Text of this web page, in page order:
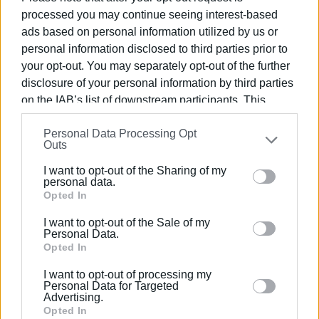
processed you may continue seeing interest-based
ads based on personal information utilized by us or
personal information disclosed to third parties prior to
your opt-out. You may separately opt-out of the further
disclosure of your personal information by third parties
on the IAB’s list of downstream participants. This
information may also be disclosed by us to third parties
on theIAB’s List of Downstream Participants
that may
further disclose it to other third parties.
Please note that this website/app uses one or more
Google services and may gather and store information
behaviour. You may click to grant or deny consent to
Google and its third-party tags to use your data for
section.
Personal Data Processing Opt
Outs
I want to opt-out of the Sharing of my
personal data.
Opted In
I want to opt-out of the Sale of my
Personal Data.
Opted In
I want to opt-out of processing my
Personal Data for Targeted
Advertising.
Opted In
ΓΙΑΝΝΗΣ Μ. ΚΟΝΤΟΣ
Εμφανίσεις: 6805
ΕΛΕΝΗ ΚΟΡΩΝΑΚΗ
Εργάζεται στις Εκδόσεις Ενημέρωση από το
δημόσιες σχέσεις, το ελεύθερο και το
καλλιτεχνικό ρεπορτάζ.